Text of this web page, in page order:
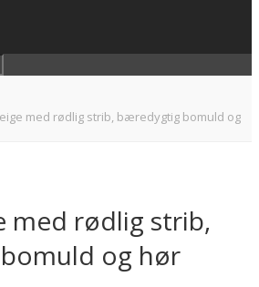
med rødlig strib, bæredygtig bomuld og
med rødlig strib,
og hør